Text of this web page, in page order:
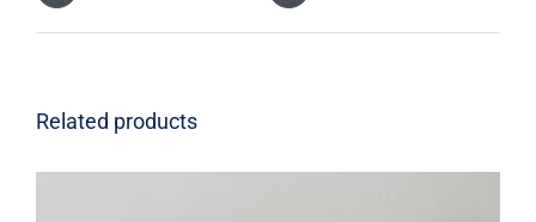
Related products